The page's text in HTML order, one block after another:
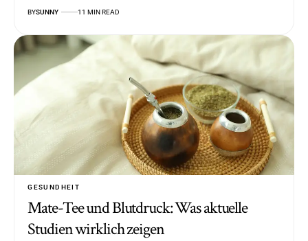
BYSUNNY 11 MIN READ
GESUNDHEIT
Mate-Tee und Blutdruck: Was aktuelle
Studien wirklich zeigen